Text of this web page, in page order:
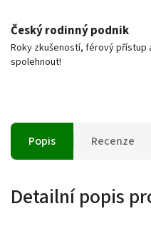
Český rodinný podnik
Roky zkušeností, férový přístup
spolehnout!
Popis Recenze
Detailní popis